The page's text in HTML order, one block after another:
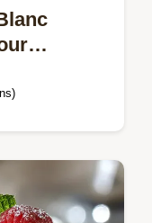
Blanc
Cest la